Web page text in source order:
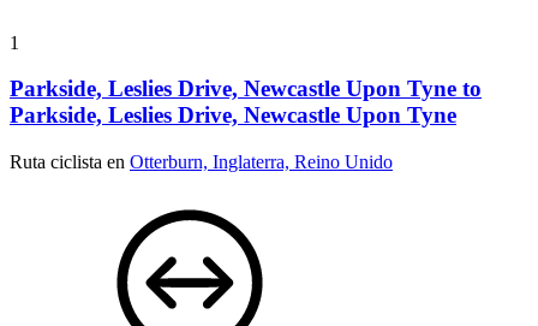
1
Parkside, Leslies Drive, Newcastle Upon Tyne to
Parkside, Leslies Drive, Newcastle Upon Tyne
Ruta ciclista en Otterburn, Inglaterra, Reino Unido